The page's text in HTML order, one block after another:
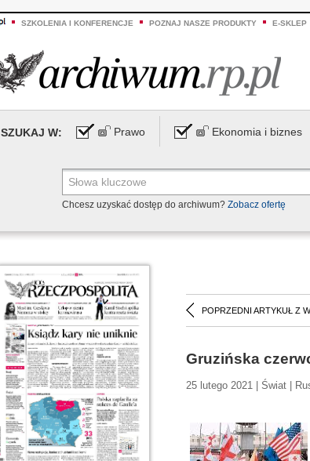
SZKOLENIA I KONFERENCJE POZNAJ NASZE PRODUKTY E-SKLEP
SZUKAJ W: Prawo Ekonomia i biznes
Chcesz uzyskać dostęp do archiwum? Zobacz ofertę
POPRZEDNI ARTYKUŁ Z
Gruzińska
25 lutego 2021 | Świat |